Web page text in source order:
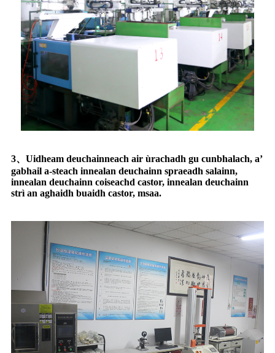
3、Uidheam deuchainneach air ùrachadh gu cunbhalach, a’
gabhail a-steach innealan deuchainn spraeadh salainn,
innealan deuchainn coiseachd castor, innealan deuchainn
strì an aghaidh buaidh castor, msaa.